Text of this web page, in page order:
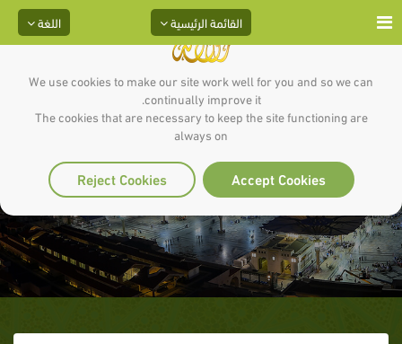
We use cookies to make our site work well for you and so we can
continually improve it.
The cookies that are necessary to keep the site functioning are
always on
Accept Cookies
Reject Cookies
اللغة القائمة الرئيسية
السيرة النبوية(105)